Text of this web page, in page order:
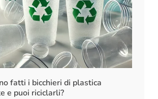
fatti i bicchieri di plastica
e puoi riciclarli?